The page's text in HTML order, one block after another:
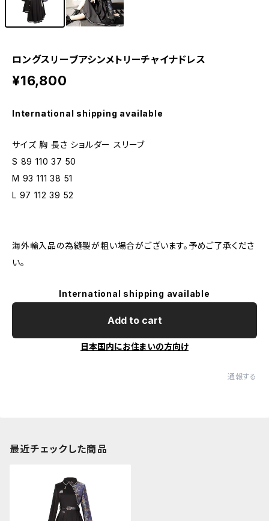
ロングスリーブアシンメトリーチャイナドレス
¥16,800
International shipping available
サイズ 胸 長さ ショルダー スリーブ
S 89 110 37 50
M 93 111 38 51
L 97 112 39 52
海外輸入品の為縫製が粗い場合がございます。予めご了承くださ
い。
International shipping available
Add to cart
日本国内にお住まいの方向け
通報する
最近チェックした商品